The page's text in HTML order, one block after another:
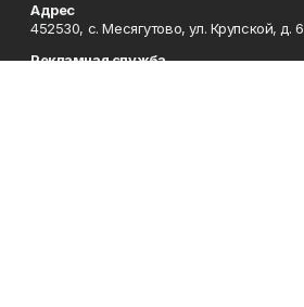
Адрес
452530, с. Месягутово, ул. Крупской, д. 6
Рекламная служба